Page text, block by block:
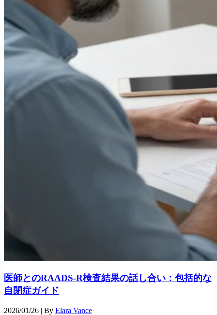
医師とのRAADS-R検査結果の話し合い：包括的な
自閉症ガイド
2026/01/26 | By Elara Vance